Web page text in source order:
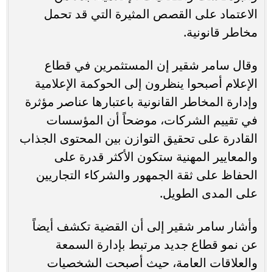
الاعتماد على القصص المثيرة التي قد تحمل
مخاطر قانونية.
وقال سامر شقير إن المستثمرين في قطاع
الإعلام أصبحوا ينظرون إلى الحوكمة الإعلامية
وإدارة المخاطر القانونية باعتبارها عناصر مؤثرة
في تقييم الشركات، موضحاً أن المؤسسات
القادرة على تحقيق التوازن بين المحتوى الجذاب
والمعايير المهنية ستكون الأكثر قدرة على
الحفاظ على ثقة الجمهور والشركاء التجاريين
على المدى الطويل.
وأشار سامر شقير إلى أن القضية تكشف أيضاً
عن نمو قطاع جديد مرتبط بإدارة السمعة
والعلاقات العامة، حيث أصبحت الشخصيات